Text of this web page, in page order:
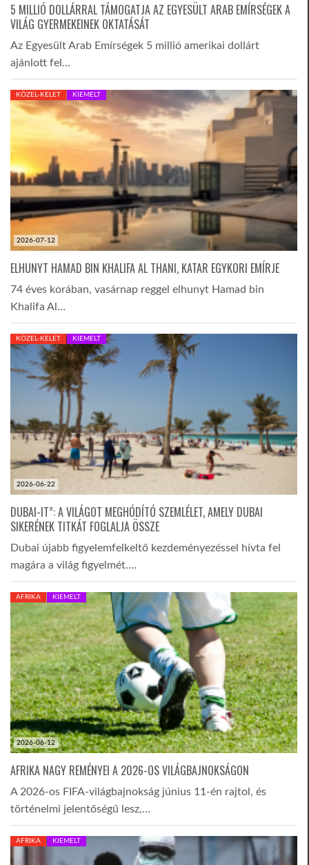
5 MILLIÓ DOLLÁRRAL TÁMOGATJA AZ EGYESÜLT ARAB EMÍRSÉGEK A
VILÁG GYERMEKEINEK OKTATÁSÁT
Az Egyesült Arab Emírségek 5 millió amerikai dollárt
ajánlott fel…
2026-07-12
KÖZEL-KELET KIEMELT
ELHUNYT HAMAD BIN KHALIFA AL THANI, KATAR EGYKORI EMÍRJE
74 éves korában, vasárnap reggel elhunyt Hamad bin
Khalifa Al…
2026-06-22
KÖZEL-KELET KIEMELT
DUBAI-IT”: A VILÁGOT MEGHÓDÍTÓ SZEMLÉLET, AMELY DUBAI
SIKERÉNEK TITKÁT FOGLALJA ÖSSZE
Dubai újabb figyelemfelkeltő kezdeményezéssel hívta fel
magára a világ figyelmét.…
2026-06-12
AFRIKA KIEMELT
AFRIKA NAGY REMÉNYEI A 2026-OS VILÁGBAJNOKSÁGON
A 2026-os FIFA-világbajnokság június 11-én rajtol, és
történelmi jelentőségű lesz,…
AFRIKA KIEMELT